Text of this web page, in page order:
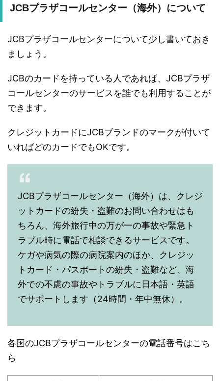
JCBプラザコールセンター（海外）について
JCBプラザコールセンターについて少し書いておき
ましょう。
JCBのカードを持っている人であれば、JCBプラザ
コールセンターのサービスを誰でも利用することが
できます。
クレジットカードにJCBブランドのマークが付いて
いればどのカードでもOKです。
JCBプラザコールセンター（海外）は、クレジ
ットカードの紛失・盗難のお問い合わせはも
ちろん、海外旅行中の万が一の事故や緊急ト
ラブル時に電話で相談できるサービスです。
ケガや病気の際の病院案内のほか、クレジッ
トカード・パスポートの紛失・盗難など、海
外での不慮の事故やトラブルに日本語・英語
でサポートします（24時間・年中無休）。
各国のJCBプラザコールセンターの電話番号はこち
ら